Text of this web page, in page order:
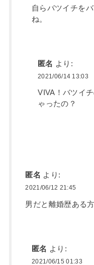
自らバツイチを
ね。
匿名 より:
2021/06/14 13:03
VIVA！バツイ
ゃったの？
匿名 より:
2021/06/12 21:45
男だと離婚歴ある
匿名 より:
2021/06/15 01:33